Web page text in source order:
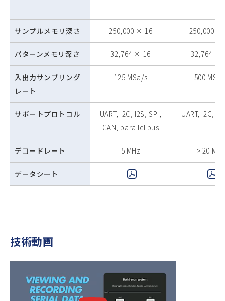
サンプルメモリ深さ 250,000 × 16 250,000 ×
パターンメモリ深さ 32,764 × 16 32,764 ×
入出力サンプリング
レート
125 MSa/s 500
サポートプロトコル
UART, I2C, I2S, SPI,
CAN, parallel bus
UART, I2C,
デコードレート 5 MHz > 20
データシート
技術動画